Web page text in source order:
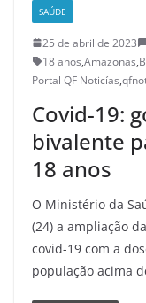
SAÚDE
25 de abril de 2023
18 anos,Amazonas,
Portal QF Noticías,
Covid-19:
bivalente
18 anos
O Ministério da
(24) a ampliação
covid-19 com a
população acima